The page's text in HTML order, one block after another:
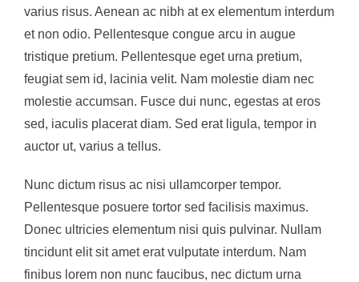
varius risus. Aenean ac nibh at ex elementum interdum
et non odio. Pellentesque congue arcu in augue
tristique pretium. Pellentesque eget urna pretium,
feugiat sem id, lacinia velit. Nam molestie diam nec
molestie accumsan. Fusce dui nunc, egestas at eros
sed, iaculis placerat diam. Sed erat ligula, tempor in
auctor ut, varius a tellus.
Nunc dictum risus ac nisi ullamcorper tempor.
Pellentesque posuere tortor sed facilisis maximus.
Donec ultricies elementum nisi quis pulvinar. Nullam
tincidunt elit sit amet erat vulputate interdum. Nam
finibus lorem non nunc faucibus, nec dictum urna